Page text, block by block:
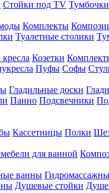
Стойки под TV Тумбочки
Комплекты
Туалетные столики
Козетки
Пуфы Софы
Гладильные доски
Панно Подсвечники
Кассетницы Полки
для ванной
ванны
Душевые стойки